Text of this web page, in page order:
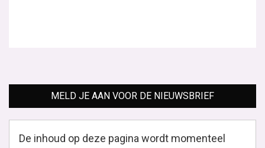
MELD JE AAN VOOR DE NIEUWSBRIEF
De inhoud op deze pagina wordt momenteel